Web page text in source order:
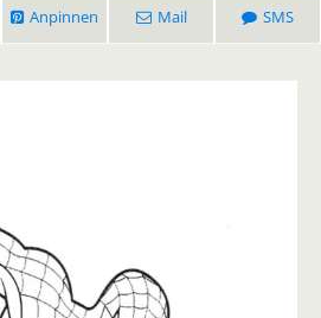
Anpinnen Mail SMS